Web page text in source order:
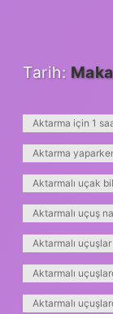
Tarih:
Aktarma için 1
Aktarma
Aktarmalı uçak
Aktarmalı uçuş
Aktarmalı uçuşlar
Aktarmalı
Aktarmalı